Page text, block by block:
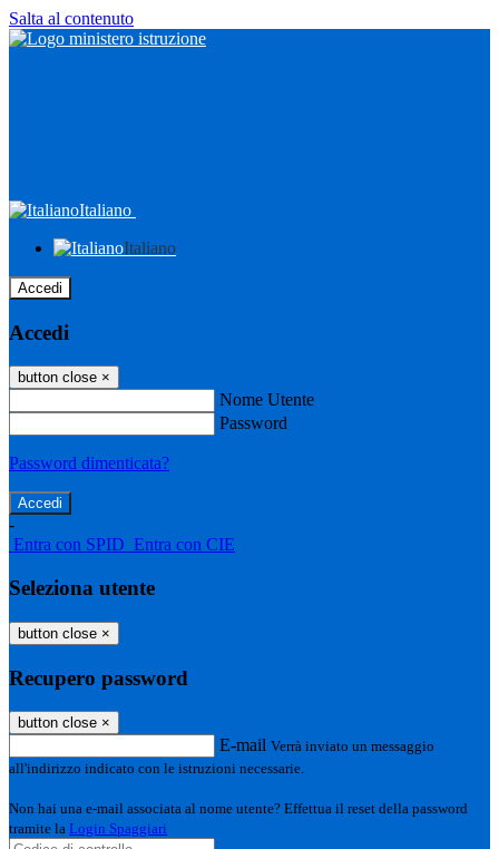
Salta al contenuto
Italiano
Italiano
Accedi
Accedi
button close ×
Nome Utente
Password
Password dimenticata?
-
Entra con SPID Entra con CIE
Seleziona utente
button close ×
Recupero password
button close ×
E-mail Verrà inviato un messaggio
all'indirizzo indicato con le istruzioni necessarie.
Non hai una e-mail associata al nome utente? Effettua il reset della password
tramite la Login Spaggiari